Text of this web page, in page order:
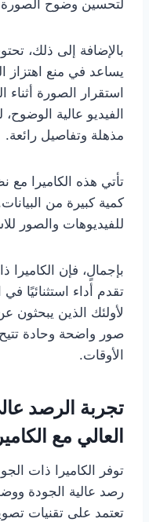
لتحسين وضوح
بالإضافة إلى ذلك،
يساعد في منع اهتزاز
استقرار الصورة
الفيديو عالية
مذهلة وتفاصيل رائعة.
تأتي هذه الكاميرا
كمية كبيرة من
للفيديوهات والصور
بإجمالٍ، فإن الكاميرا
تقدم أداء استثنائيًا
لأولئك الذين يبحثون
صور واضحة وحادة
الأوقات.
تجربة الرصد
العالي مع الكاميرا
توفر الكاميرا ذات
رصد عالية الجودة
تعتمد على تقنيات